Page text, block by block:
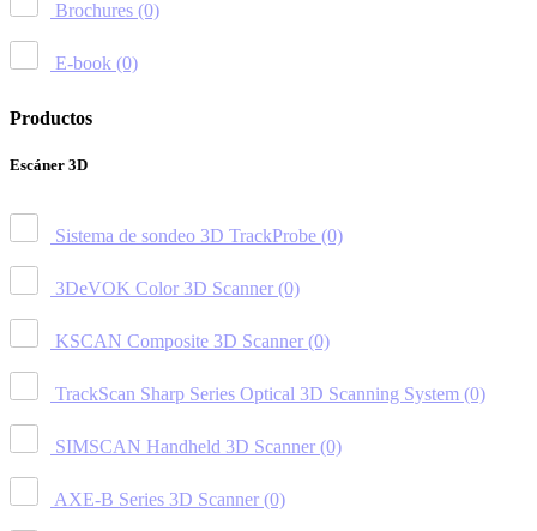
Brochures (0)
E-book (0)
Productos
Escáner 3D
Sistema de sondeo 3D TrackProbe (0)
3DeVOK Color 3D Scanner (0)
KSCAN Composite 3D Scanner (0)
TrackScan Sharp Series Optical 3D Scanning System (0)
SIMSCAN Handheld 3D Scanner (0)
AXE-B Series 3D Scanner (0)